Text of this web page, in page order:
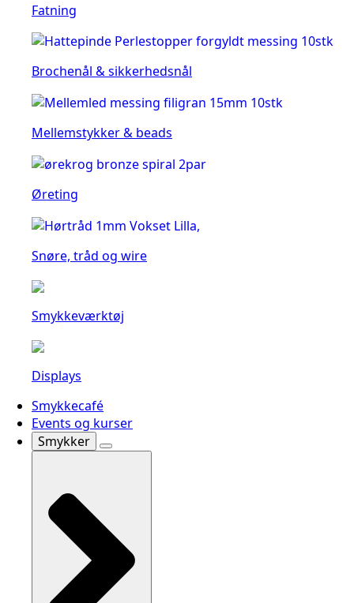
Fatning
Brochenål & sikkerhedsnål
Mellemstykker & beads
Øreting
Snøre, tråd og wire
Smykkeværktøj
Displays
Smykkecafé
Events og kurser
Smykker